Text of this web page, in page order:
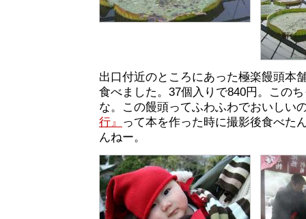
出口付近のところにあった極楽饅頭本
食べました。37個入りで840円。この
な。この饅頭ってふわふわでおいしい
行』
って本を作った時に撮影後食べた
んねー。